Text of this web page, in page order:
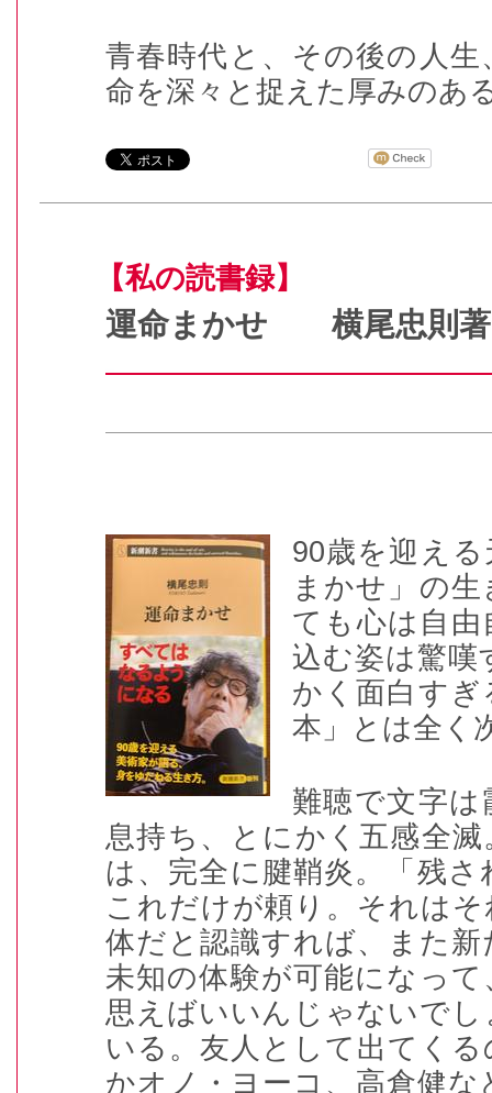
青春時代と、その後の人
命を深々と捉えた厚みのあ
【私の読書録】
運命まかせ 横尾忠則
90歳を迎え
まかせ」の
ても心は自由
込む姿は驚嘆
かく面白すぎ
本」とは全く
難聴で文字は
息持ち、とにかく五感全
は、完全に腱鞘炎。「残
これだけが頼り。それは
体だと認識すれば、また
未知の体験が可能になっ
思えばいいんじゃないで
いる。友人として出てく
かオノ・ヨーコ、高倉健な